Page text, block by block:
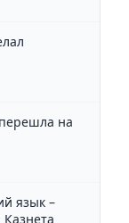
на
язык –